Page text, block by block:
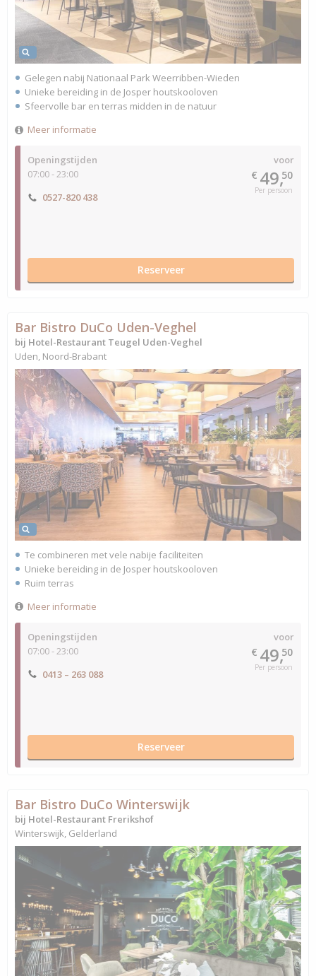
Openingstijden
07:00 - 23:00
voor
€ 49,50
Per persoon
0527-820 438
Reserveer
Gelegen nabij Nationaal Park Weerribben-Wieden
Unieke bereiding in de Josper houtskooloven
Sfeervolle bar en terras midden in de natuur
Meer informatie
Openingstijden
07:00 - 23:00
voor
€ 49,50
Per persoon
0413 – 263 088
Reserveer
Bar Bistro DuCo Uden-Veghel
bij Hotel-Restaurant Teugel Uden-Veghel
Uden, Noord-Brabant
Te combineren met vele nabije faciliteiten
Unieke bereiding in de Josper houtskooloven
Ruim terras
Meer informatie
Bar Bistro DuCo Winterswijk
bij Hotel-Restaurant Frerikshof
Winterswijk, Gelderland